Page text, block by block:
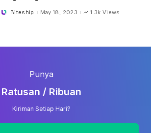
PostedBiteship May 18, 2023 1.3k Views
Punya
Ratusan / Ribuan
Kiriman Setiap Hari?